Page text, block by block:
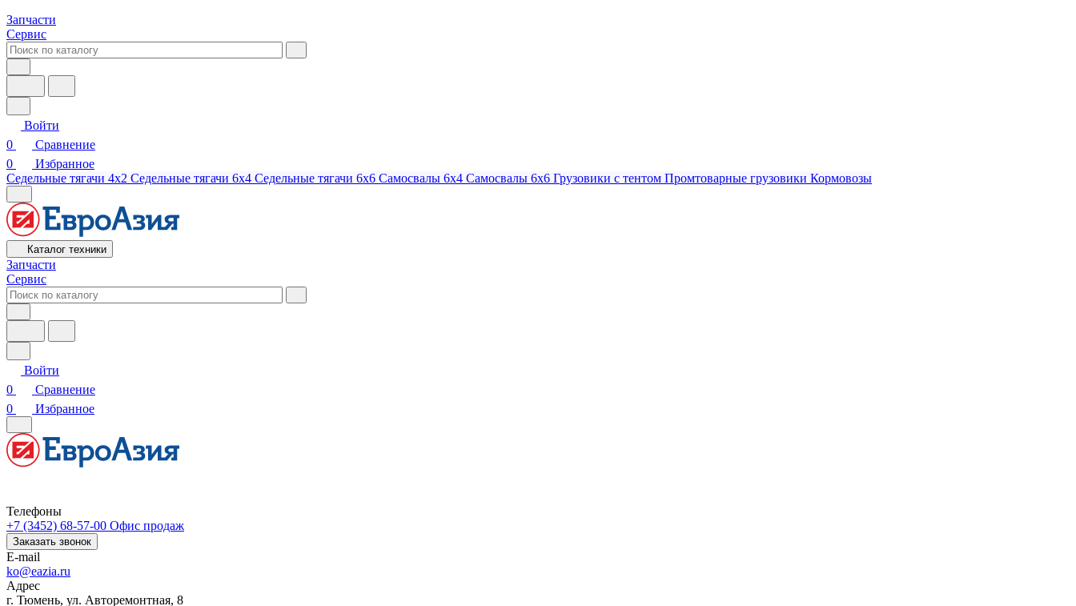
Запчасти
Сервис
Войти
0
Сравнение
0
Избранное
Седельные тягачи 4х2 Седельные тягачи 6х4 Седельные тягачи 6х6 Самосвалы 6х4 Самосвалы 6х6 Грузовики с тентом Промтоварные грузовики Кормовозы
Каталог техники
Запчасти
Сервис
Войти
0
Сравнение
0
Избранное
Телефоны
+7 (3452) 68-57-00 Офис продаж
Заказать звонок
E-mail
ko@eazia.ru
Адрес
г. Тюмень, ул. Авторемонтная, 8